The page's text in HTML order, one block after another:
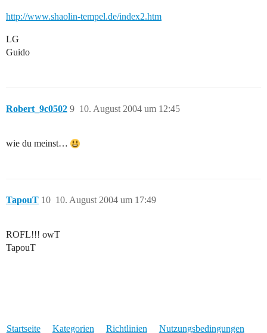
http://www.shaolin-tempel.de/index2.htm
LG
Guido
Robert_9c0502 10. August 2004 um 12:45
9
wie du meinst…
TapouT 10. August 2004 um 17:49
10
ROFL!!! owT
TapouT
Startseite Kategorien Richtlinien Nutzungsbedingungen